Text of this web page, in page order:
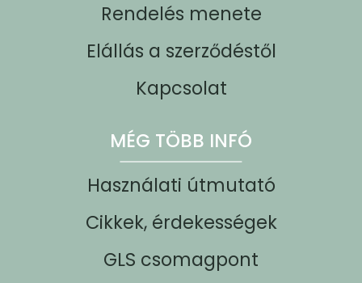
Rendelés menete
Elállás a szerződéstől
Kapcsolat
MÉG TÖBB INFÓ
Használati útmutató
Cikkek, érdekességek
GLS csomagpont